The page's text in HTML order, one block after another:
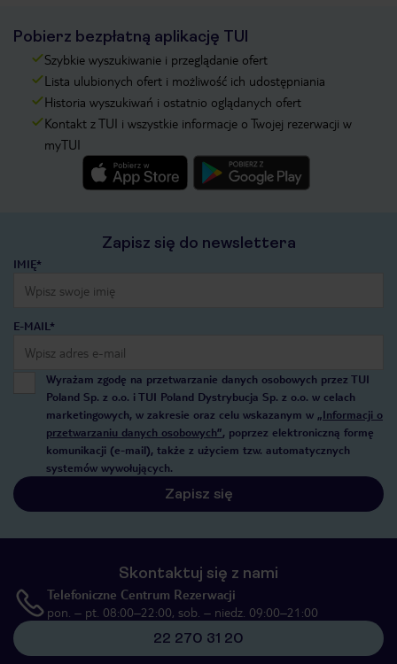
Pobierz bezpłatną aplikację TUI
Szybkie wyszukiwanie i przeglądanie ofert
Lista ulubionych ofert i możliwość ich udostępniania
Historia wyszukiwań i ostatnio oglądanych ofert
Kontakt z TUI i wszystkie informacje o Twojej rezerwacji w
myTUI
Zapisz się do newslettera
IMIĘ*
E-MAIL*
Wyrażam zgodę na przetwarzanie danych osobowych przez TUI
Poland Sp. z o.o. i TUI Poland Dystrybucja Sp. z o.o. w celach
marketingowych, w zakresie oraz celu wskazanym w „Informacji o
przetwarzaniu danych osobowych”, poprzez elektroniczną formę
komunikacji (e-mail), także z użyciem tzw. automatycznych
systemów wywołujących.
Zapisz się
Skontaktuj się z nami
Telefoniczne Centrum Rezerwacji
pon. – pt. 08:00–22:00, sob. – niedz. 09:00–21:00
22 270 31 20